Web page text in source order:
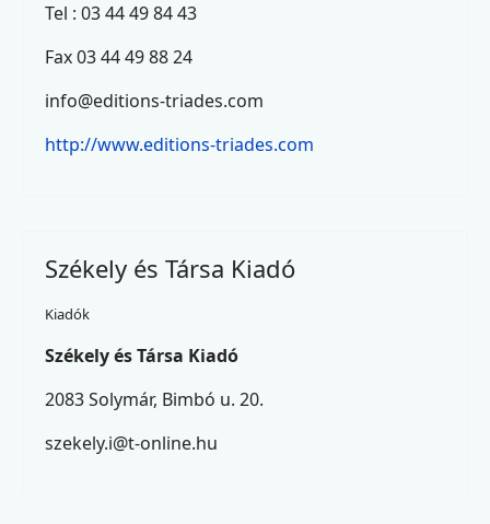
Tel : 03 44 49 84 43
Fax 03 44 49 88 24
info@editions-triades.com
http://www.editions-triades.com
Székely és Társa Kiadó
Kiadók
Székely és Társa Kiadó
2083 Solymár, Bimbó u. 20.
szekely.i@t-online.hu